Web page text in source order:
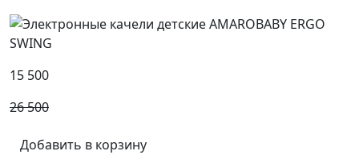
15 500
26 500
Добавить в корзину